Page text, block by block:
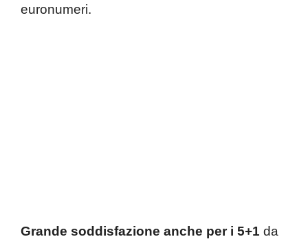
euronumeri.
Grande soddisfazione anche per i 5+1 da